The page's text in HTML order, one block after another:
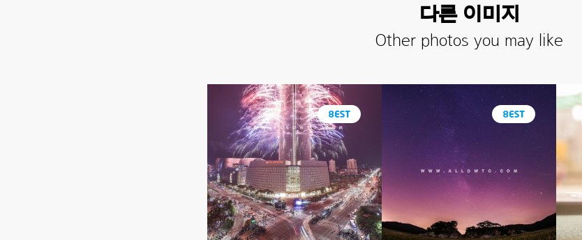
다른 이미지
Other photos you may like